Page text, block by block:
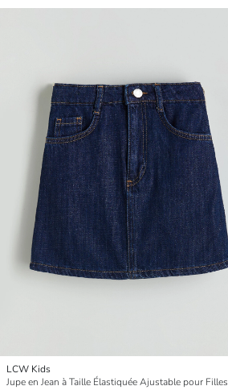
LCW Kids
Jupe en Jean à Taille Élastiquée Ajustable pour Filles